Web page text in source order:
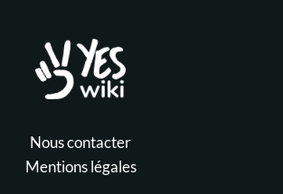
Nous contacter
Mentions légales